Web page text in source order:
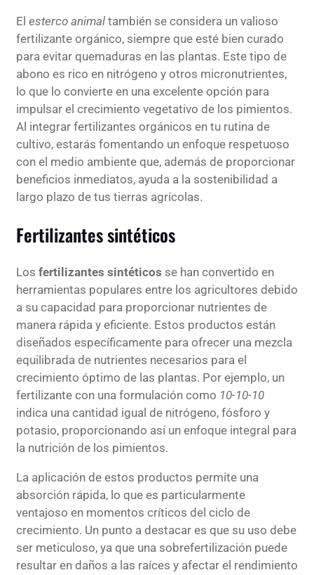
El esterco animal también se considera un valioso
fertilizante orgánico, siempre que esté bien curado
para evitar quemaduras en las plantas. Este tipo de
abono es rico en nitrógeno y otros micronutrientes,
lo que lo convierte en una excelente opción para
impulsar el crecimiento vegetativo de los pimientos.
Al integrar fertilizantes orgánicos en tu rutina de
cultivo, estarás fomentando un enfoque respetuoso
con el medio ambiente que, además de proporcionar
beneficios inmediatos, ayuda a la sostenibilidad a
largo plazo de tus tierras agrícolas.
Fertilizantes sintéticos
Los fertilizantes sintéticos se han convertido en
herramientas populares entre los agricultores debido
a su capacidad para proporcionar nutrientes de
manera rápida y eficiente. Estos productos están
diseñados específicamente para ofrecer una mezcla
equilibrada de nutrientes necesarios para el
crecimiento óptimo de las plantas. Por ejemplo, un
fertilizante con una formulación como 10-10-10
indica una cantidad igual de nitrógeno, fósforo y
potasio, proporcionando así un enfoque integral para
la nutrición de los pimientos.
La aplicación de estos productos permite una
absorción rápida, lo que es particularmente
ventajoso en momentos críticos del ciclo de
crecimiento. Un punto a destacar es que su uso debe
ser meticuloso, ya que una sobrefertilización puede
resultar en daños a las raíces y afectar el rendimiento